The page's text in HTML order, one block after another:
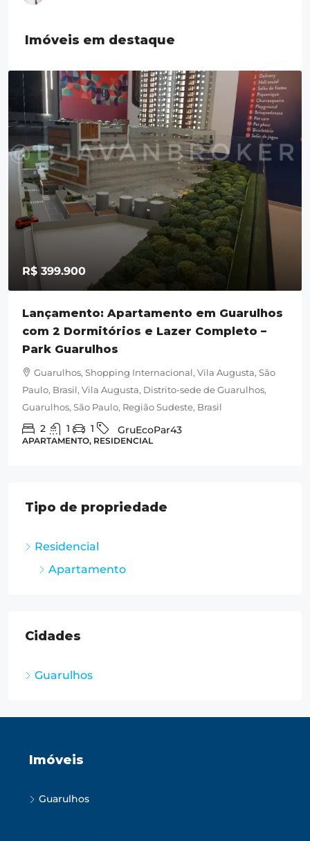
Imóveis em destaque
R$ 399.900
Lançamento: Apartamento em Guarulhos
com 2 Dormitórios e Lazer Completo –
Park Guarulhos
Guarulhos, Shopping Internacional, Vila Augusta, São
Paulo, Brasil, Vila Augusta, Distrito-sede de Guarulhos,
Guarulhos, São Paulo, Região Sudeste, Brasil
2 1 1 GruEcoPar43
APARTAMENTO, RESIDENCIAL
Tipo de propriedade
Residencial
Apartamento
Cidades
Guarulhos
Imóveis
Guarulhos